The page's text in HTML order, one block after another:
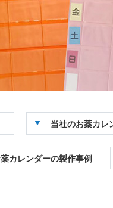
当社のお薬カレ
カレンダーの製作事例